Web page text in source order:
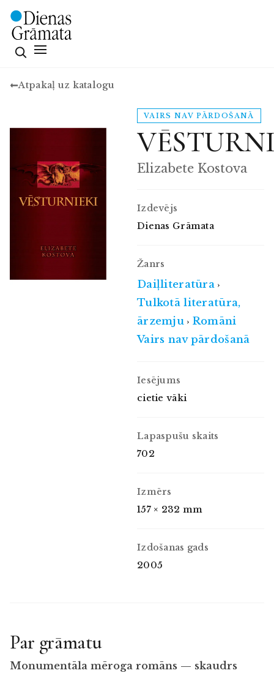
Atpakaļ uz katalogu
VAIRS NAV PĀRDOŠANĀ
Elizabete Kostova
Izdevējs
Dienas Grāmata
Žanrs
Daiļliteratūra ›
Tulkotā literatūra,
ārzemju › Romāni
Vairs nav pārdošanā
Iesējums
cietie vāki
Lapaspušu skaits
702
Izmērs
157 × 232 mm
Izdošanas gads
2005
Par grāmatu
Monumentāla mēroga romāns — skaudrs